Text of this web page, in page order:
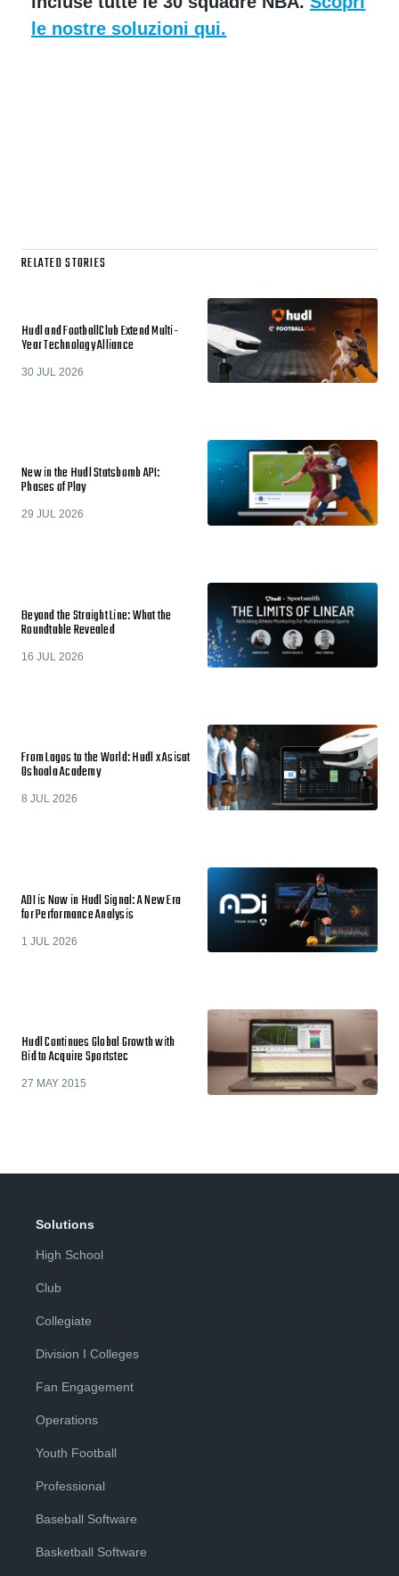
le nostre soluzioni qui.
RELATED STORIES
Hudl and FootballClub Extend Multi-
Year Technology Alliance
30 JUL 2026
New in the Hudl Statsbomb API:
Phases of Play
29 JUL 2026
Beyond the Straight Line: What the
Roundtable Revealed
16 JUL 2026
From Lagos to the World: Hudl x Asisat
Oshoala Academy
8 JUL 2026
ADI is Now in Hudl Signal: A New Era
for Performance Analysis
1 JUL 2026
Hudl Continues Global Growth with
Bid to Acquire Sportstec
27 MAY 2015
Solutions
High School
Club
Collegiate
Division I Colleges
Fan Engagement
Operations
Youth Football
Professional
Baseball Software
Basketball Software